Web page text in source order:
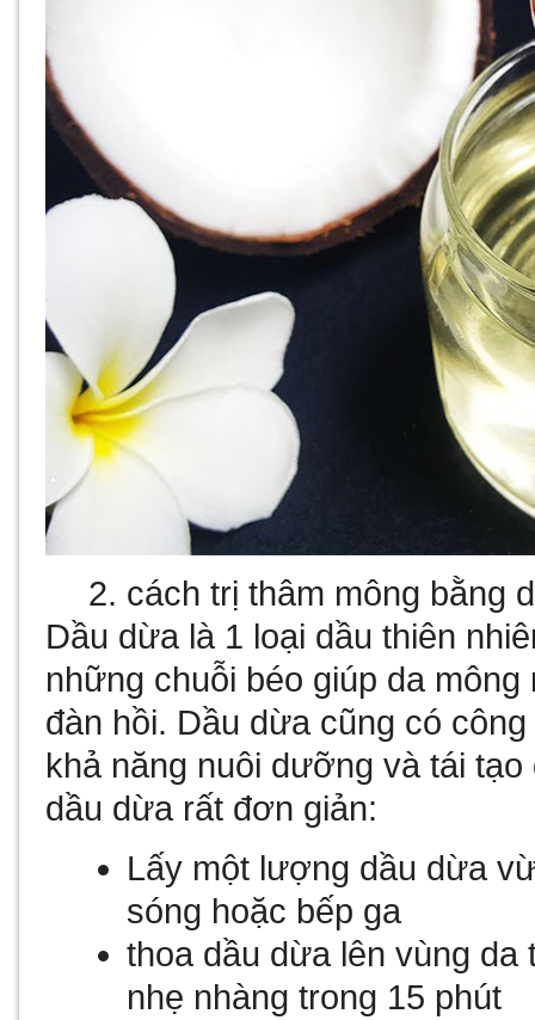
cách trị thâm mông bằng
Dầu dừa là 1 loại dầu thiên
những chuỗi béo giúp da
đàn hồi. Dầu dừa cũng có
khả năng nuôi dưỡng và tái
dầu dừa rất đơn giản:
Lấy một lượng dầu dừa
sóng hoặc bếp ga
thoa dầu dừa lên vùng da
nhẹ nhàng trong 15 phút